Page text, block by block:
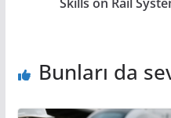
Bunları da